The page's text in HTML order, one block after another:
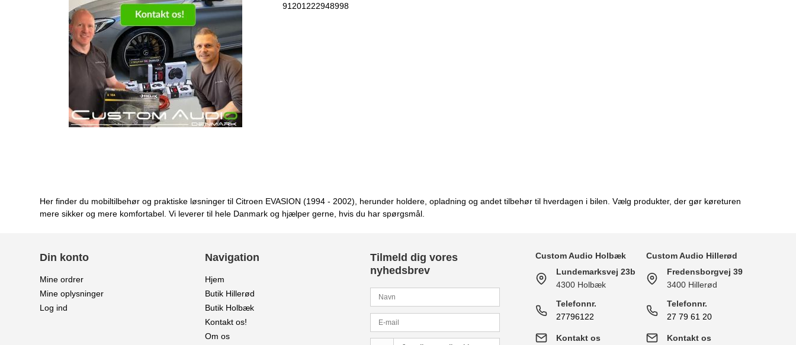
91201222948998
Her finder du mobiltilbehør og praktiske løsninger til Citroen EVASION (1994 - 2002), herunder holdere, opladning og andet tilbehør til hverdagen i bilen. Vælg produkter, der gør køreturen
mere sikker og mere komfortabel. Vi leverer til hele Danmark og hjælper gerne, hvis du har spørgsmål.
Din konto
Mine ordrer
Mine oplysninger
Log ind
Navigation
Hjem
Butik Hillerød
Butik Holbæk
Kontakt os!
Om os
Tilmeld dig vores
nyhedsbrev
Custom Audio Holbæk
Lundemarksvej 23b
4300 Holbæk
Telefonnr.
27796122
Kontakt os
Custom Audio Hillerød
Fredensborgvej 39
3400 Hillerød
Telefonnr.
27 79 61 20
Kontakt os